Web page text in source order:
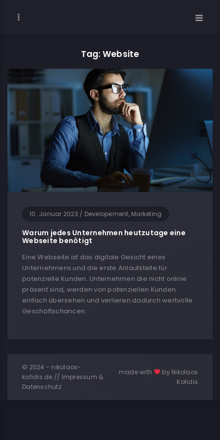
Tag: Website
10. Januar 2023 / Developement, Marketing
Warum jedes Unternehmen heutzutage eine
Webseite benötigt
Eine Webseite ist das digitale Gesicht eines
Unternehmens und die erste Anlaufstelle für
potenzielle Kunden. Unternehmen die nicht online
präsent sind, werden von potenziellen Kunden
einfach übersehen und verlieren dadurch wertvolle
Geschäftschancen.
© 2024 - nikolaos-
kofidis.de // Impressum &
Datenschutz
made with
by Nikolaos
Kofidis